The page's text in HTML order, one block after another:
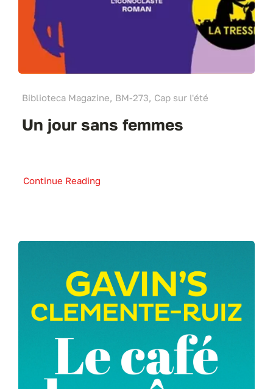
Biblioteca Magazine, BM-273, Cap sur l'été
Un jour sans femmes
Continue Reading